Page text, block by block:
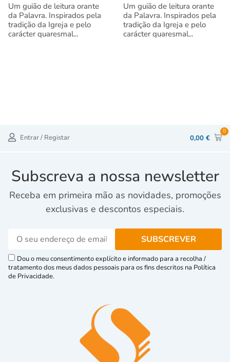
Um guião de leitura orante
da Palavra. Inspirados pela
tradição da Igreja e pelo
carácter quaresmal...
Um guião de leitura orante
da Palavra. Inspirados pela
tradição da Igreja e pelo
carácter quaresmal...
Entrar / Registar 0,00 €
0
Subscreva a nossa newsletter
Receba em primeira mão as novidades, promoções
exclusivas e descontos especiais.
Dou o meu consentimento explícito e informado para a recolha /
tratamento dos meus dados pessoais para os fins descritos na Política
de Privacidade.